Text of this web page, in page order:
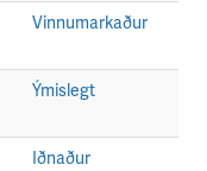
Vinnumarkaður
Ýmislegt
Iðnaður